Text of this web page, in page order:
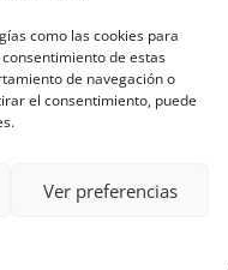
como las cookies para
de estas
de navegación o
el consentimiento, puede
Ver preferencias
a partir de
y confianza digital y